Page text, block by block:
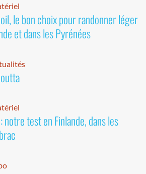
le bon choix pour randonner léger
et dans les Pyrénées
test en Finlande, dans les